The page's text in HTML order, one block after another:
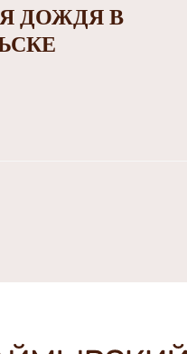
ДОЖДЯ В